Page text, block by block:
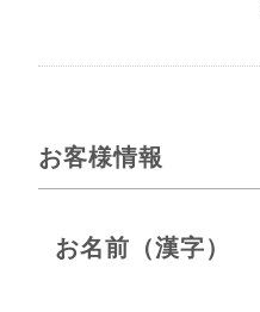
お客様情報
お名前（漢字）